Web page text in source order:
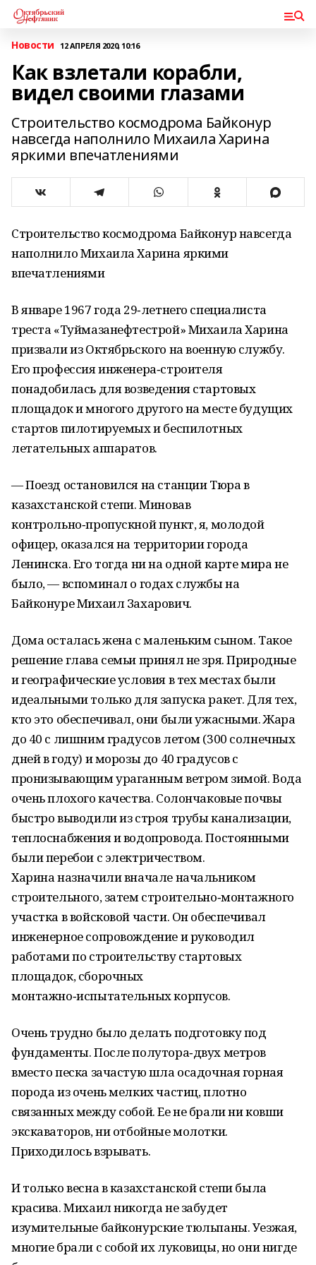
Новости 12 АПРЕЛЯ 2020, 10:16
Как взлетали корабли,
видел своими глазами
Строительство космодрома Байконур
навсегда наполнило Михаила Харина
яркими впечатлениями
Строительство космодрома Байконур навсегда
наполнило Михаила Харина яркими
впечатлениями
В январе 1967 года 29‑летнего специалиста
треста «Туймазанефтестрой» Михаила Харина
призвали из Октябрьского на военную службу.
Его профессия инженера‑строителя
понадобилась для возведения стартовых
площадок и многого другого на месте будущих
стартов пилотируемых и беспилотных
летательных аппаратов.
— Поезд остановился на станции Тюра в
казахстанской степи. Миновав
контрольно‑пропускной пункт, я, молодой
офицер, оказался на территории города
Ленинска. Его тогда ни на одной карте мира не
было, — вспоминал о годах службы на
Байконуре Михаил Захарович.
Дома осталась жена с маленьким сыном. Такое
решение глава семьи принял не зря. Природные
и географические условия в тех местах были
идеальными только для запуска ракет. Для тех,
кто это обеспечивал, они были ужасными. Жара
до 40 с лишним градусов летом (300 солнечных
дней в году) и морозы до 40 градусов с
пронизывающим ураганным ветром зимой. Вода
очень плохого качества. Солончаковые почвы
быстро выводили из строя трубы канализации,
теплоснабжения и водопровода. Постоянными
были перебои с электричеством.
Харина назначили вначале начальником
строительного, затем строительно‑монтажного
участка в войсковой части. Он обеспечивал
инженерное сопровождение и руководил
работами по строительству стартовых
площадок, сборочных
монтажно‑испытательных корпусов.
Очень трудно было делать подготовку под
фундаменты. После полутора‑двух метров
вместо песка зачастую шла осадочная горная
порода из очень мелких частиц, плотно
связанных между собой. Ее не брали ни ковши
экскаваторов, ни отбойные молотки.
Приходилось взрывать.
И только весна в казахстанской степи была
красива. Михаил никогда не забудет
изумительные байконурские тюльпаны. Уезжая,
многие брали с собой их луковицы, но они нигде